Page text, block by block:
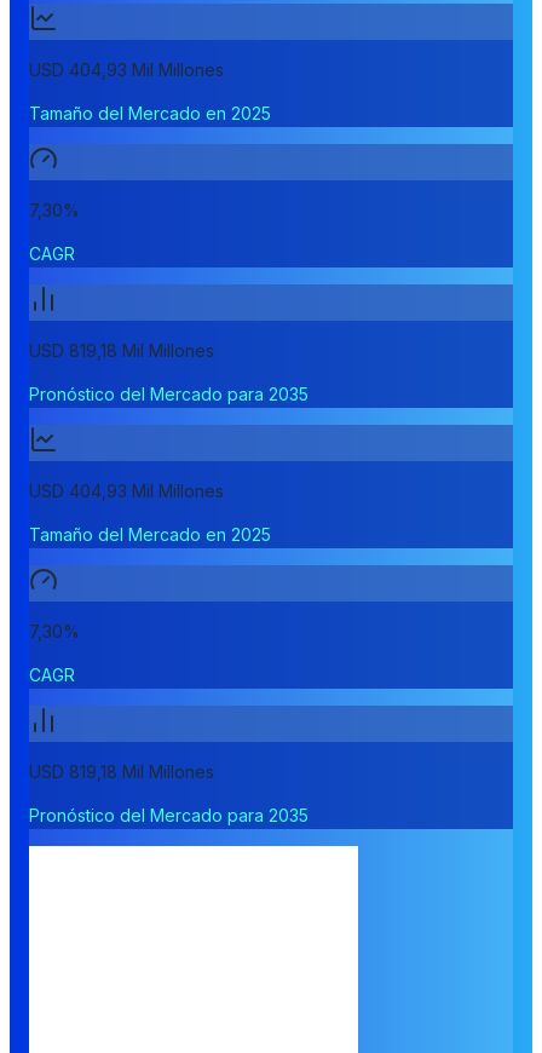
USD 404,93 Mil Millones
Tamaño del Mercado en 2025
7,30%
CAGR
USD 819,18 Mil Millones
Pronóstico del Mercado para 2035
USD 404,93 Mil Millones
Tamaño del Mercado en 2025
7,30%
CAGR
USD 819,18 Mil Millones
Pronóstico del Mercado para 2035